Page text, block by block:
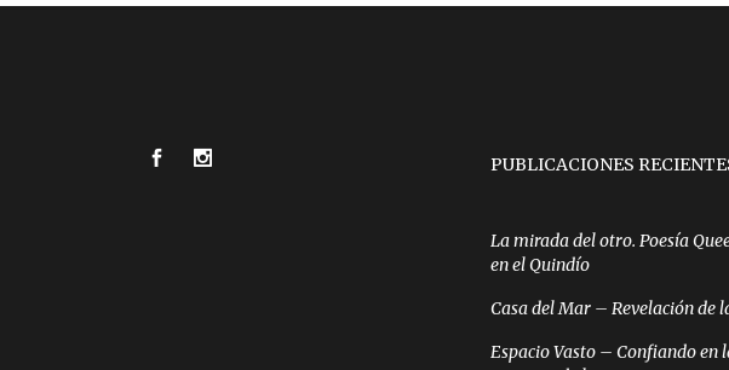
PUBLICACIONES
La mirada del otro. Poesía
en el Quindío
Casa del Mar – Revelación de
Espacio Vasto – Confiando en